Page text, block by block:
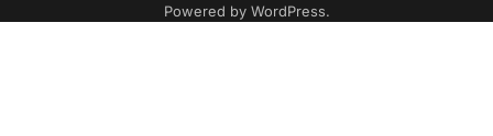
Powered by WordPress.